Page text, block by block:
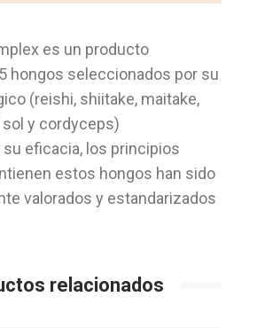
es un producto
hongos seleccionados por su
(reishi, shiitake, maitake,
y cordyceps)
su eficacia, los principios
estos hongos han sido
valorados y estandarizados
relacionados